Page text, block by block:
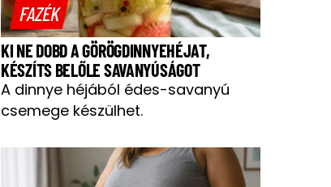
FAZÉK
KI NE DOBD A GÖRÖGDINNYEHÉJAT,
KÉSZÍTS BELŐLE SAVANYÚSÁGOT
A dinnye héjából édes-savanyú
csemege készülhet.